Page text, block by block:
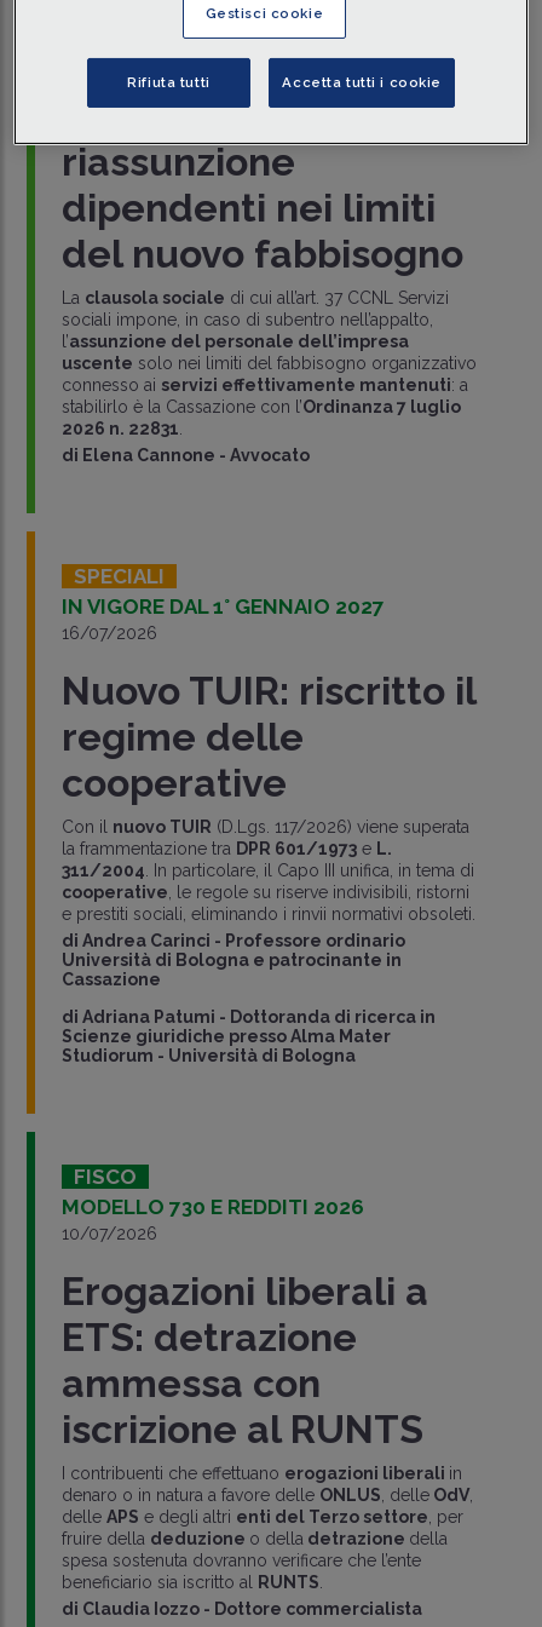
DALLA CASSAZIONE
25/07/2026
Subentro nell'appalto:
riassunzione
dipendenti nei limiti
del nuovo fabbisogno
La clausola sociale di cui all’art. 37 CCNL Servizi
sociali impone, in caso di subentro nell’appalto,
l’assunzione del personale dell’impresa
uscente solo nei limiti del fabbisogno organizzativo
connesso ai servizi effettivamente mantenuti: a
stabilirlo è la Cassazione con l’Ordinanza 7 luglio
2026 n. 22831
di Elena Cannone - Avvocato
SPECIALI
IN VIGORE DAL 1° GENNAIO 2027
16/07/2026
Nuovo TUIR: riscritto il
regime delle
cooperative
Con il nuovo TUIR (D.Lgs. 117/2026) viene superata
la frammentazione tra DPR 601/1973e L.
311/2004 . In particolare, il Capo III unifica, in tema di
cooperative , le regole su riserve indivisibili, ristorni
e prestiti sociali, eliminando i rinvii normativi obsoleti.
di Andrea Carinci - Professore ordinario
Università di Bologna e patrocinante in
Cassazione
di Adriana Patumi - Dottoranda di ricerca in
Scienze giuridiche presso Alma Mater
Studiorum - Università di Bologna
FISCO
MODELLO 730 E REDDITI 2026
10/07/2026
Erogazioni liberali a
ETS: detrazione
ammessa con
iscrizione al RUNTS
I contribuenti che effettuano erogazioni liberali in
denaro o in natura a favore delle ONLUS , delleOdV,
delle APS e degli altri enti del Terzo settore , per
fruire della deduzione o della detrazione della
spesa sostenuta dovranno verificare che l’ente
beneficiario sia iscritto al
RUNTS
di Claudia Iozzo - Dottore commercialista
Gestisci cookie
Rifiuta tutti Accetta tutti i cookie